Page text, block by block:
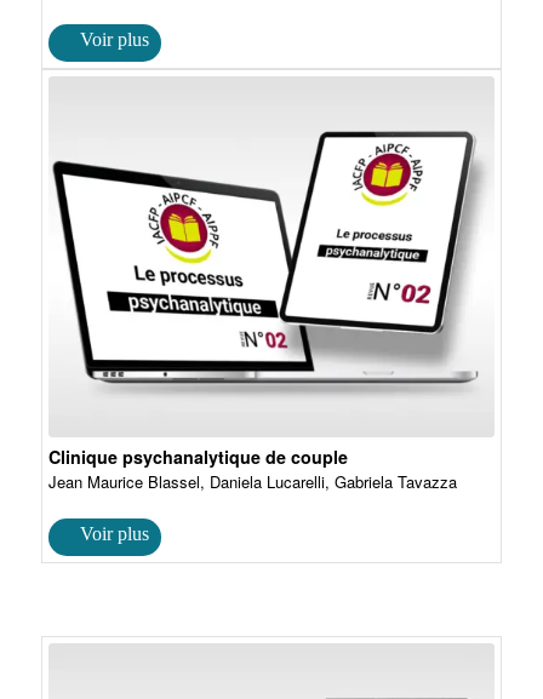
Clinique psychanalytique de couple
Jean Maurice Blassel, Daniela Lucarelli, Gabriela Tavazza